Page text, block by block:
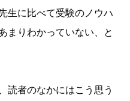
生に比べて受験のノウハ
まりわかっていない、と
読者のなかにはこう思う